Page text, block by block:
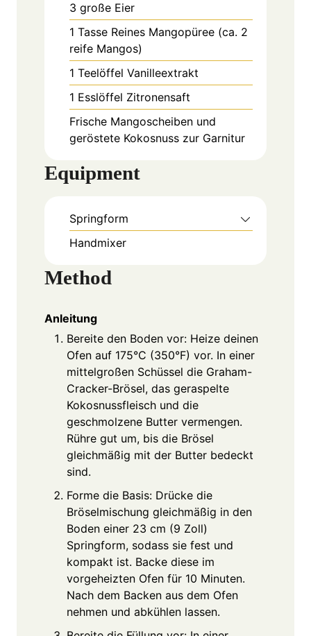
3 große Eier
1 Tasse Reines Mangopüree (ca. 2
reife Mangos)
1 Teelöffel Vanilleextrakt
1 Esslöffel Zitronensaft
Frische Mangoscheiben und
geröstete Kokosnuss zur Garnitur
Equipment
Springform
Handmixer
Method
Anleitung
Bereite den Boden vor: Heize deinen
Ofen auf 175°C (350°F) vor. In einer
mittelgroßen Schüssel die Graham-
Cracker-Brösel, das geraspelte
Kokosnussfleisch und die
geschmolzene Butter vermengen.
Rühre gut um, bis die Brösel
gleichmäßig mit der Butter bedeckt
sind.
Forme die Basis: Drücke die
Bröselmischung gleichmäßig in den
Boden einer 23 cm (9 Zoll)
Springform, sodass sie fest und
kompakt ist. Backe diese im
vorgeheizten Ofen für 10 Minuten.
Nach dem Backen aus dem Ofen
nehmen und abkühlen lassen.